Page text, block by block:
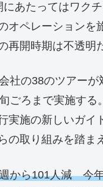
あたってはワク
オペレーション
再開時期は不透明
社の38のツアー
ごろまで実施す
実施の新しいガイ
の取り組みを踏ま
から101人減 今